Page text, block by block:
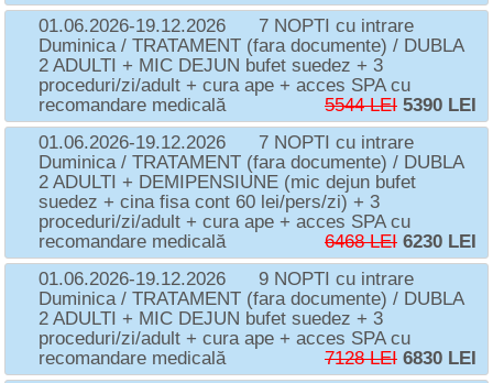
01.06.2026-19.12.2026
7 NOPTI cu intrare
Duminica / TRATAMENT (fara documente) / DUBLA
2 ADULTI + MIC DEJUN bufet suedez + 3
proceduri/zi/adult + cura ape + acces SPA cu
recomandare medicală
5544 LEI 5390 LEI
01.06.2026-19.12.2026
7 NOPTI cu intrare
Duminica / TRATAMENT (fara documente) / DUBLA
2 ADULTI + DEMIPENSIUNE (mic dejun bufet
suedez + cina fisa cont 60 lei/pers/zi) + 3
proceduri/zi/adult + cura ape + acces SPA cu
recomandare medicală
6468 LEI 6230 LEI
01.06.2026-19.12.2026
9 NOPTI cu intrare
Duminica / TRATAMENT (fara documente) / DUBLA
2 ADULTI + MIC DEJUN bufet suedez + 3
proceduri/zi/adult + cura ape + acces SPA cu
recomandare medicală
7128 LEI 6830 LEI